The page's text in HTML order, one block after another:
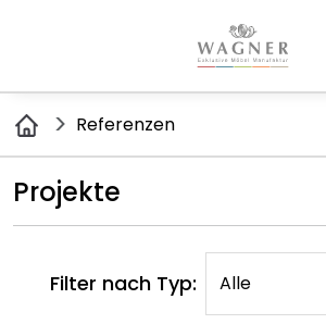
Referenzen
Projekte
Filter nach Typ: